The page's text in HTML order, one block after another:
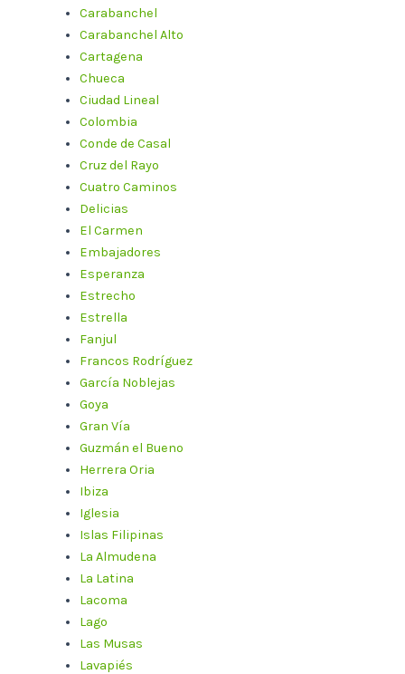
Carabanchel
Carabanchel Alto
Cartagena
Chueca
Ciudad Lineal
Colombia
Conde de Casal
Cruz del Rayo
Cuatro Caminos
Delicias
El Carmen
Embajadores
Esperanza
Estrecho
Estrella
Fanjul
Francos Rodríguez
García Noblejas
Goya
Gran Vía
Guzmán el Bueno
Herrera Oria
Ibiza
Iglesia
Islas Filipinas
La Almudena
La Latina
Lacoma
Lago
Las Musas
Lavapiés